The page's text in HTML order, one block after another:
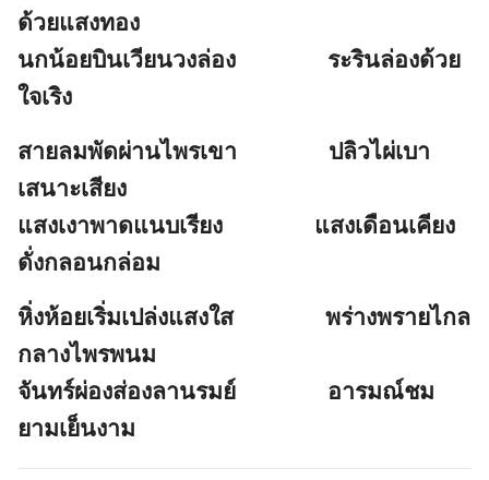
ด้วยแสงทอง
นกน้อยบินเวียนวงล่อง ระรินล่องด้วย
ใจเริง
สายลมพัดผ่านไพรเขา ปลิวไผ่เบา
เสนาะเสียง
แสงเงาพาดแนบเรียง แสงเดือนเคียง
ดั่งกลอนกล่อม
หิ่งห้อยเริ่มเปล่งแสงใส พร่างพรายไกล
กลางไพรพนม
จันทร์ผ่องส่องลานรมย์ อารมณ์ชม
ยามเย็นงาม